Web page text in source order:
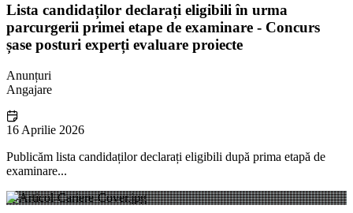
Lista candidaților declarați eligibili în urma
parcurgerii primei etape de examinare - Concurs
șase posturi experți evaluare proiecte
Anunțuri
Angajare
16 Aprilie 2026
Publicăm lista candidaților declarați eligibili după prima etapă de
examinare...